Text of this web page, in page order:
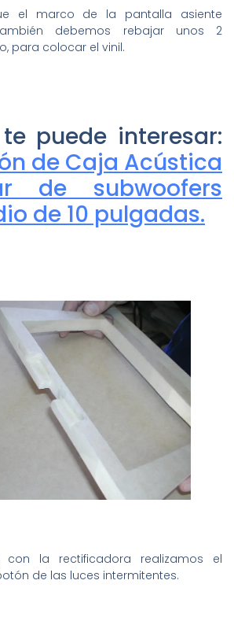
el marco de la pantalla asiente
debemos rebajar unos 2
para colocar el vinil.
puede interesar:
de Caja Acústica
de subwoofers
de 10 pulgadas.
con la rectificadora realizamos el
de las luces intermitentes.